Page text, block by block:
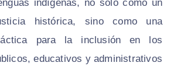
indígenas, no solo como un
histórica, sino como una
para la inclusión en los
educativos y administrativos.